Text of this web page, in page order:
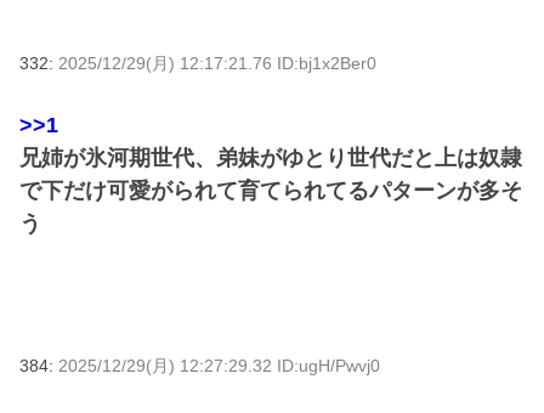
332: 2025/12/29(月) 12:17:21.76 ID:bj1x2Ber0
>>1
兄姉が氷河期世代、弟妹がゆとり世代だと上は奴隷
で下だけ可愛がられて育てられてるパターンが多そ
う
384: 2025/12/29(月) 12:27:29.32 ID:ugH/Pwvj0